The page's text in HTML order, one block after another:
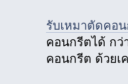
รับเหมาตัดคอ
คอนกรีตได้ กว่
คอนกรีต ด้วย